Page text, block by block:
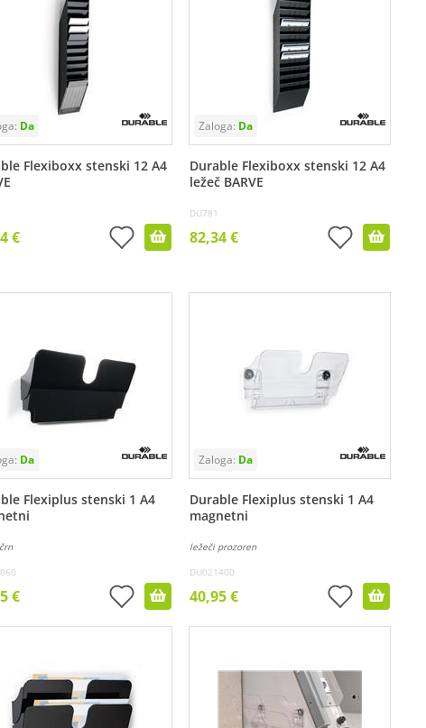
Flexiboxx stenski 12 A4
€
Durable Flexiboxx stenski 12 A4
ležeč BARVE
DU781
82,34 €
Flexiplus stenski 1 A4
€
Durable Flexiplus stenski 1 A4
magnetni
ležeči prozoren
DU021400
40,95 €